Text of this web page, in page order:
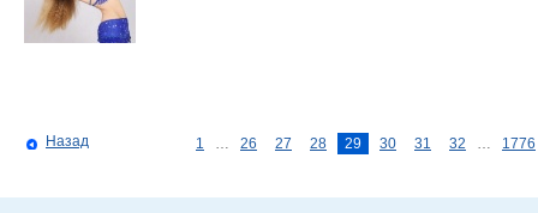
Назад 1 26 27 28 29 30 31 32 1776